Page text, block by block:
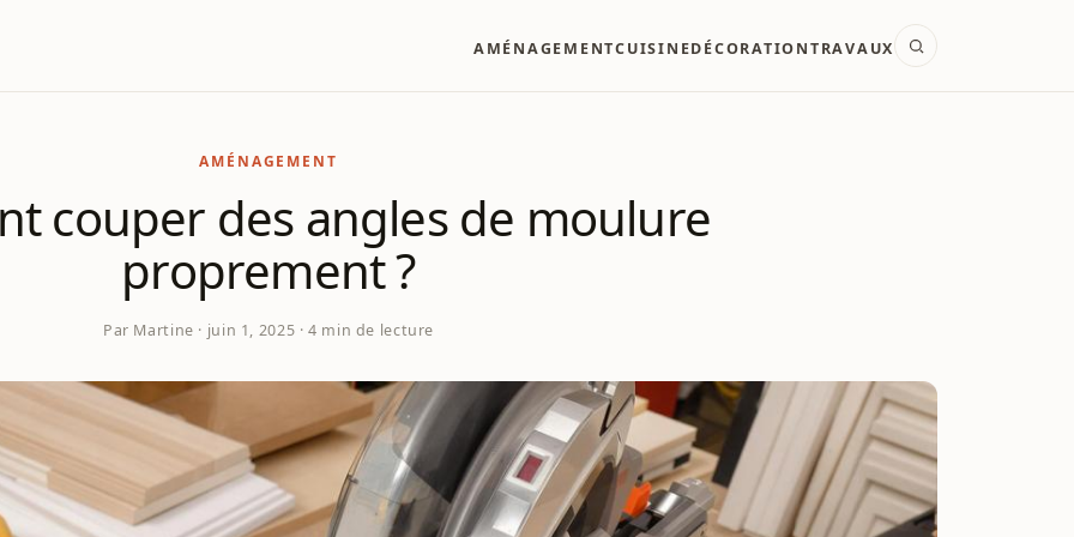
AMÉNAGEMENTCUISINEDÉCORATIONTRAVAUX
AMÉNAGEMENT
couper des angles de moulure
proprement ?
Par Martine · juin 1, 2025 · 4 min de lecture